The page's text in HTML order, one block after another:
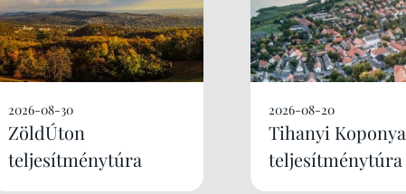
2026-08-30
ZöldÚton
teljesítménytúra
2026-08-20
Tihanyi Koponya
teljesítménytúra